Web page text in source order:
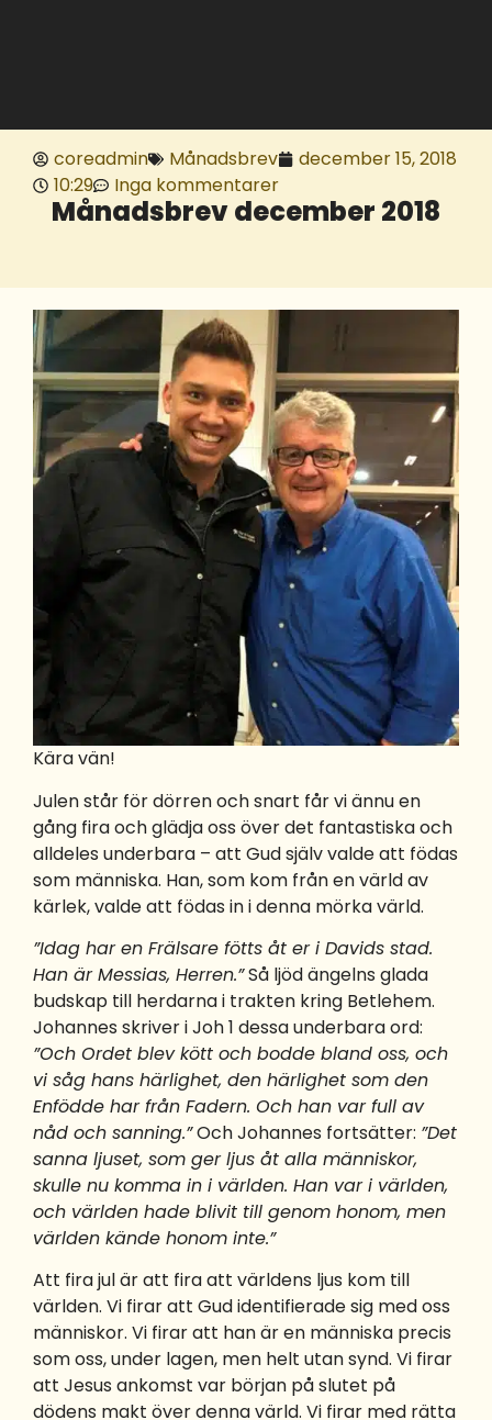
coreadmin Månadsbrev
december 15, 2018
10:29
Inga kommentarer
Månadsbrev december 2018
Kära vän!
Julen står för dörren och snart får vi ännu en
gång fira och glädja oss över det fantastiska och
alldeles underbara – att Gud själv valde att födas
som människa. Han, som kom från en värld av
kärlek, valde att födas in i denna mörka värld.
”Idag har en Frälsare fötts åt er i Davids stad.
Han är Messias, Herren.”Så ljöd ängelns glada
budskap till herdarna i trakten kring Betlehem.
Johannes skriver i Joh 1 dessa underbara ord:
”Och Ordet blev kött och bodde bland oss, och
vi såg hans härlighet, den härlighet som den
Enfödde har från Fadern. Och han var full av
nåd och sanning.”Och Johannes fortsätter: ”Det
sanna ljuset, som ger ljus åt alla människor,
skulle nu komma in i världen. Han var i världen,
och världen hade blivit till genom honom, men
världen kände honom inte.”
Att fira jul är att fira att världens ljus kom till
världen. Vi firar att Gud identifierade sig med oss
människor. Vi firar att han är en människa precis
som oss, under lagen, men helt utan synd. Vi firar
att Jesus ankomst var början på slutet på
dödens makt över denna värld. Vi firar med rätta